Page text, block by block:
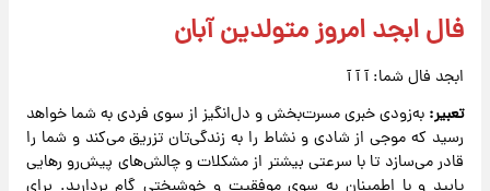
فال ابجد امروز متولدین آبان
ابجد فال شما: آ‌‌ آ ‌آ‌
تعبیر: به‌زودی خبری مسرت‌بخش و دل‌انگیز از سوی فردی به شما خواهد
رسید که موجی از شادی و نشاط را به زندگی‌تان تزریق می‌کند و شما را
قادر می‌سازد تا با سرعتی بیشتر از مشکلات و چالش‌های پیش‌رو رهایی